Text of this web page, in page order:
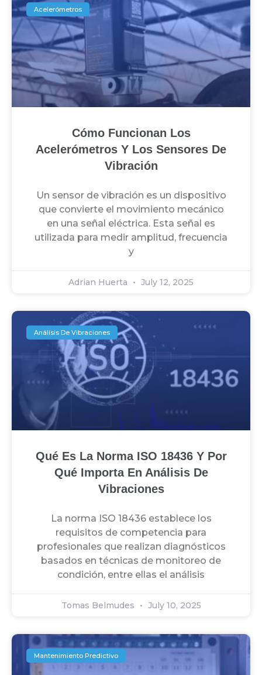
Acelerómetros
Cómo Funcionan Los
Acelerómetros Y Los Sensores De
Vibración
Un sensor de vibración es un dispositivo
que convierte el movimiento mecánico
en una señal eléctrica. Esta señal es
utilizada para medir amplitud, frecuencia
y
Adrian Huerta July 12, 2025
Análisis De Vibraciones
Qué Es La Norma ISO 18436 Y Por
Qué Importa En Análisis De
Vibraciones
La norma ISO 18436 establece los
requisitos de competencia para
profesionales que realizan diagnósticos
basados en técnicas de monitoreo de
condición, entre ellas el análisis
Tomas Belmudes July 10, 2025
Mantenimiento Predictivo